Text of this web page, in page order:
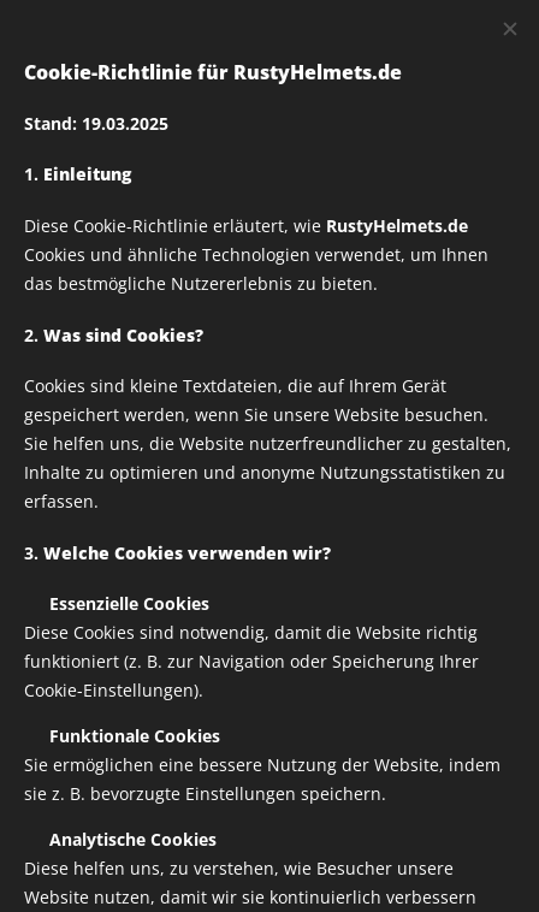
Rusty Helmets
twoface_01 Textildruck
– Verschiedene Größen
wählbar
Cookie-Richtlinie für RustyHelmets.de
Stand: 19.03.2025
1. Einleitung
Diese Cookie-Richtlinie erläutert, wie RustyHelmets.de
Cookies und ähnliche Technologien verwendet, um Ihnen
das bestmögliche Nutzererlebnis zu bieten.
2. Was sind Cookies?
Cookies sind kleine Textdateien, die auf Ihrem Gerät
gespeichert werden, wenn Sie unsere Website besuchen.
Sie helfen uns, die Website nutzerfreundlicher zu gestalten,
Inhalte zu optimieren und anonyme Nutzungsstatistiken zu
erfassen.
3. Welche Cookies verwenden wir?
Essenzielle Cookies
Diese Cookies sind notwendig, damit die Website richtig
funktioniert (z. B. zur Navigation oder Speicherung Ihrer
Cookie-Einstellungen).
Funktionale Cookies
Sie ermöglichen eine bessere Nutzung der Website, indem
sie z. B. bevorzugte Einstellungen speichern.
Analytische Cookies
Diese helfen uns, zu verstehen, wie Besucher unsere
Website nutzen, damit wir sie kontinuierlich verbessern